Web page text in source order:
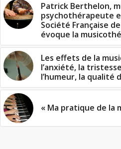
Patrick Berthelon,
psychothérapeute
Société Française
évoque la
Les effets de la
l’anxiété, la
l’humeur, la qualité
« Ma pratique de la